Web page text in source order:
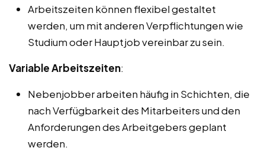
Arbeitszeiten können flexibel gestaltet
werden, um mit anderen Verpflichtungen wie
Studium oder Hauptjob vereinbar zu sein.
Variable Arbeitszeiten:
Nebenjobber arbeiten häufig in Schichten, die
nach Verfügbarkeit des Mitarbeiters und den
Anforderungen des Arbeitgebers geplant
werden.